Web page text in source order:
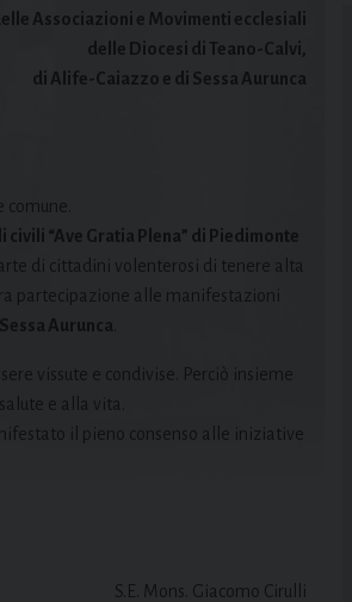
Associazioni e Movimenti ecclesiali
delle Diocesi di Teano-Calvi,
di Alife-Caiazzo e di Sessa Aurunca
civili “Ave Gratia Plena” di Piedimonte
di cittadini volenterosi di tenere alta
partecipazione alle manifestazioni
Sessa Aurunca
vissute e condivise. Perciò insieme
e alla vita.
il pieno consenso alle iniziative
S.E. Mons. Giacomo Cirulli